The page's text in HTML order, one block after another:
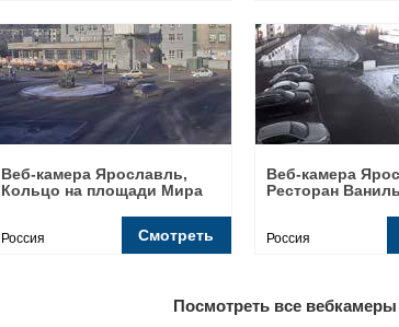
Веб-камера Ярославль,
Кольцо на площади Мира
Россия Смотреть
Веб-камера
Ресторан
Россия
Посмотреть все